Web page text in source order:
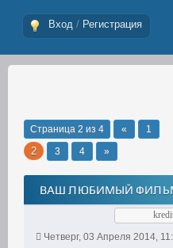
Вход / Регистрация
Страница 2 из 4 « 1
2 3 4 »
ВАШ ЛЮБИМЫЙ
Четверг, 03 Апреля 2014,